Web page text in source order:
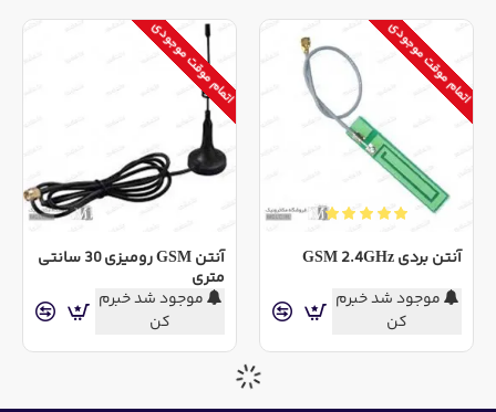
اتمام موقت موجودی
آنتن بردی GSM 2.4GHz
موجود شد خبرم
کن
اتمام موقت موجودی
آنتن GSM رومیزی 30 سانتی
متری
موجود شد خبرم
کن